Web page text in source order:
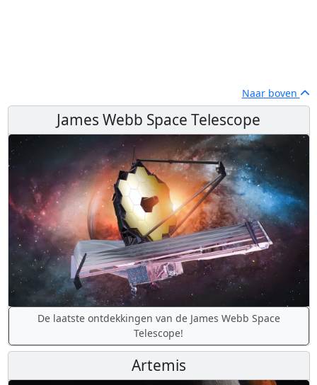
Naar boven
James Webb Space Telescope
De laatste ontdekkingen van de James Webb Space
Telescope!
Artemis